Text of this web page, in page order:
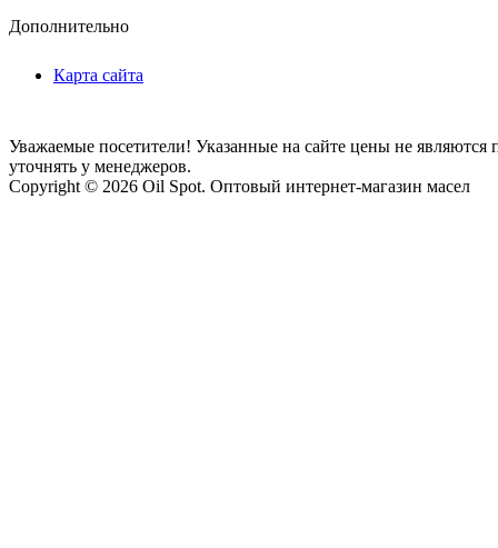
Дополнительно
Карта сайта
Уважаемые посетители! Указанные на сайте цены не
уточнять у менеджеров.
Copyright © 2026 Oil Spot. Оптовый интернет-магазин масел